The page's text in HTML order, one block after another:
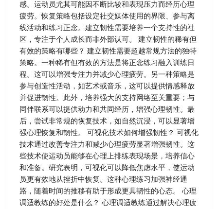
感。运动员尤其可能因不断比较和表现压力而经历心理
疲劳。恢复策略包括设定社交媒体使用的界限、参与离
线活动和练习正念。建立韧性需要培养一个支持性的社
区，专注于个人成长而非外部认可。 建立韧性的稀有但
有效的策略有哪些？ 建立韧性需要超越常规方法的独特
策略。一种稀有但有效的方法是将正念练习融入训练日
程。这可以增强专注力并减少心理疲劳。另一种策略是
参与创造性活动，如艺术或音乐，这可以提供情感释放
并促进韧性。此外，培养强大的支持网络至关重要；与
同伴联系可以提供动力和共同经历，增强心理韧性。最
后，尝试非常规的恢复技术，如自然沉浸，可以显著增
强心理恢复和韧性。 可视化技术如何增强韧性？ 可视化
技术通过改善专注力和减少心理疲劳显著增强韧性。这
些技术使运动员能够在心理上排练表现场景，培养信心
和准备。研究表明，可视化可以降低焦虑水平，使运动
员更有效地从挫折中恢复。这种心理练习加强神经通
路，随着时间的推移有助于形成更具韧性的心态。 心理
调适教练的好处是什么？ 心理调适教练通过解决心理疲